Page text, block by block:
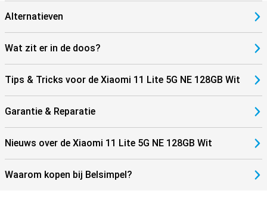
Alternatieven
Wat zit er in de doos?
Tips & Tricks voor de Xiaomi 11 Lite 5G NE 128GB Wit
Garantie & Reparatie
Nieuws over de Xiaomi 11 Lite 5G NE 128GB Wit
Waarom kopen bij Belsimpel?